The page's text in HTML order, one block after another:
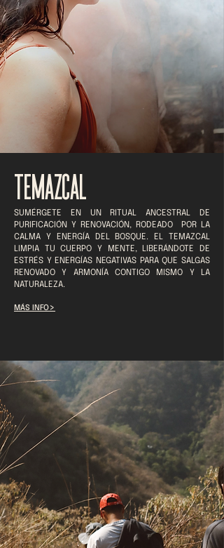
TEMAZCAL
SUMÉRGETE EN UN RITUAL ANCESTRAL DE
PURIFICACIÓN Y RENOVACIÓN, RODEADO POR LA
CALMA Y ENERGÍA DEL BOSQUE. EL TEMAZCAL
LIMPIA TU CUERPO Y MENTE, LIBERÁNDOTE DE
ESTRÉS Y ENERGÍAS NEGATIVAS PARA QUE SALGAS
RENOVADO Y ARMONÍA CONTIGO MISMO Y LA
NATURALEZA.
MÁS INFO>